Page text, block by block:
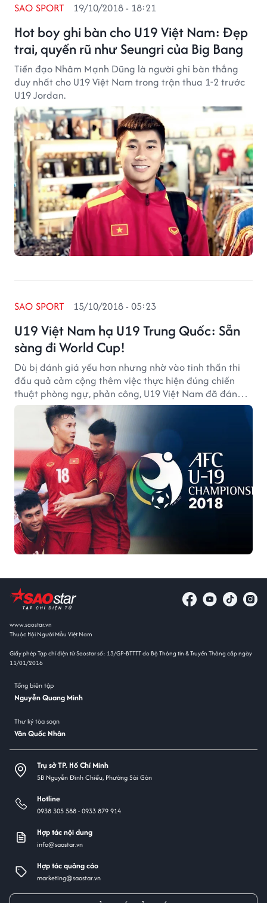
Hot boy ghi bàn cho U19 Việt Nam: Đẹp
trai, quyến rũ như Seungri của Big Bang
SAO SPORT 19/10/2018 - 18:21
Tiền đạo Nhâm Mạnh Dũng là người ghi bàn thắng
duy nhất cho U19 Việt Nam trong trận thua 1-2 trước
U19 Jordan.
U19 Việt Nam hạ U19 Trung Quốc: Sẵn
sàng đi World Cup!
SAO SPORT 15/10/2018 - 05:23
Dù bị đánh giá yếu hơn nhưng nhờ vào tinh thần thi
đấu quả cảm cộng thêm việc thực hiện đúng chiến
thuật phòng ngự, phản công, U19 Việt Nam đã đánh
bại U19 Trung Quốc với tỷ số 1-0.
www.saostar.vn
Thuộc Hội Người Mẫu Việt Nam
Giấy phép Tạp chí điện tử Saostar số: 13/GP-BTTTT do Bộ Thông tin & Truyền Thông cấp ngày
11/01/2016
Tổng biên tập
Nguyễn Quang Minh
Thư ký tòa soạn
Văn Quốc Nhân
Trụ sở TP. Hồ Chí Minh
5B Nguyễn Đình Chiểu, Phường Sài Gòn
Hotline
0938 305 588 -0933 879 914
Hợp tác nội dung
info@saostar.vn
Hợp tác quảng cáo
marketing@saostar.vn